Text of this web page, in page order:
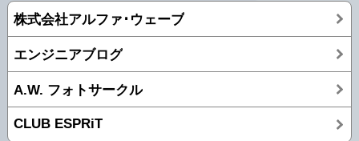
株式会社アルファ･ウェーブ
エンジニアブログ
A.W. フォトサークル
CLUB ESPRiT